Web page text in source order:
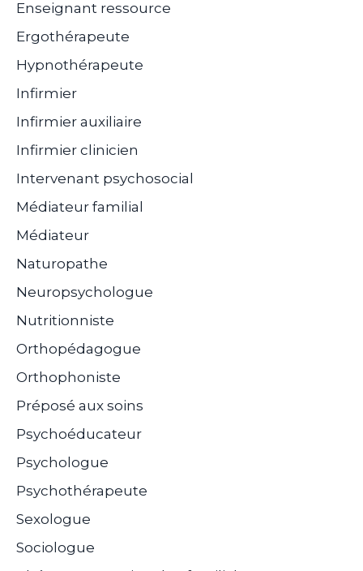
Enseignant ressource
Ergothérapeute
Hypnothérapeute
Infirmier
Infirmier auxiliaire
Infirmier clinicien
Intervenant psychosocial
Médiateur familial
Médiateur
Naturopathe
Neuropsychologue
Nutritionniste
Orthopédagogue
Orthophoniste
Préposé aux soins
Psychoéducateur
Psychologue
Psychothérapeute
Sexologue
Sociologue